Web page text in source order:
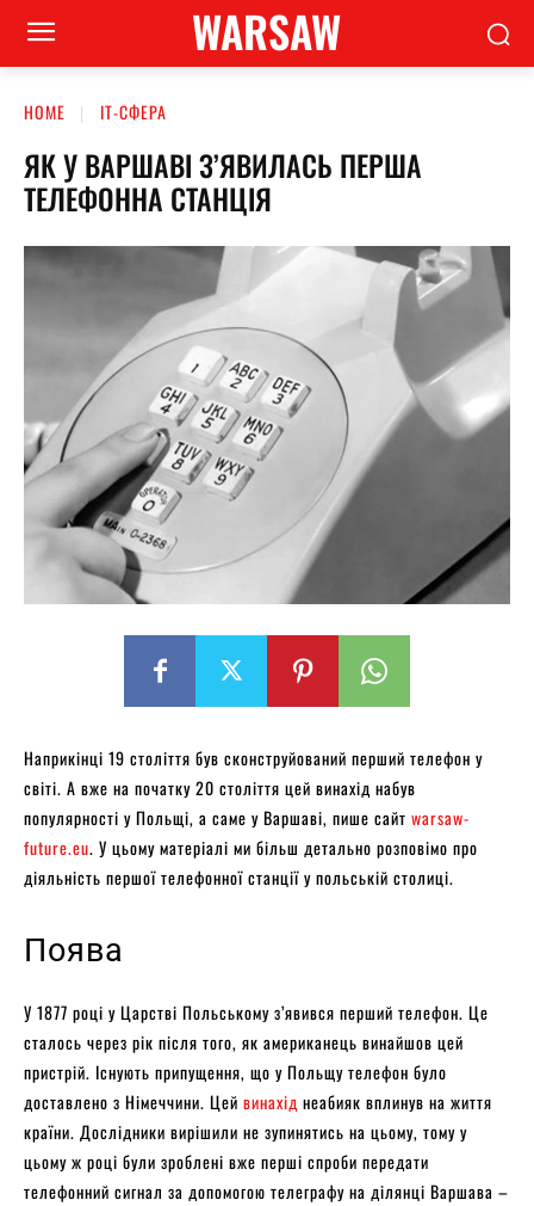
WARSAW
HOME ІТ-СФЕРА
ЯК У ВАРШАВІ З’ЯВИЛАСЬ ПЕРША
ТЕЛЕФОННА СТАНЦІЯ
Наприкінці 19 століття був сконструйований перший телефон у
світі. А вже на початку 20 століття цей винахід набув
популярності у Польщі, а саме у Варшаві, пише сайт warsaw-
future.eu. У цьому матеріалі ми більш детально розповімо про
діяльність першої телефонної станції у польській столиці.
Поява
У 1877 році у Царстві Польському з’явився перший телефон. Це
сталось через рік після того, як американець винайшов цей
пристрій. Існують припущення, що у Польщу телефон було
доставлено з Німеччини. Цей винахід неабияк вплинув на життя
країни. Дослідники вирішили не зупинятись на цьому, тому у
цьому ж році були зроблені вже перші спроби передати
телефонний сигнал за допомогою телеграфу на ділянці Варшава –